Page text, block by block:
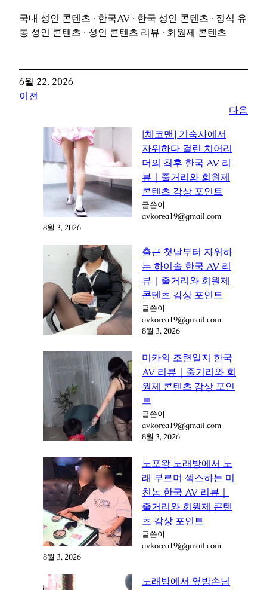
국내 성인 콘텐츠 · 한국AV · 한국 성인 콘텐츠 · 정식 유
통 성인 콘텐츠 · 성인 콘텐츠 리뷰 · 회원제 콘텐츠
6월 22, 2026
이전
다음
[체코맨] 기숙사에서
자위하다 걸린 치어리
더의 최후 한국 AV 리
뷰｜줄거리와 회원제
콘텐츠 감상 포인트
글쓴이
avkorea19@gmail.com
8월 3, 2026
출근 첫날부터 자위하
는 하이솔 한국 AV 리
뷰｜줄거리와 회원제
콘텐츠 감상 포인트
글쓴이
avkorea19@gmail.com
8월 3, 2026
미카의 조련일지 한국
AV 리뷰｜줄거리와 회
원제 콘텐츠 감상 포인
트
글쓴이
avkorea19@gmail.com
8월 3, 2026
노포왕 노래방에서 노
래 부르며 섹스하는 미
친놈 한국 AV 리뷰｜
줄거리와 회원제 콘텐
츠 감상 포인트
글쓴이
avkorea19@gmail.com
8월 3, 2026
노래방에서 옆방손님